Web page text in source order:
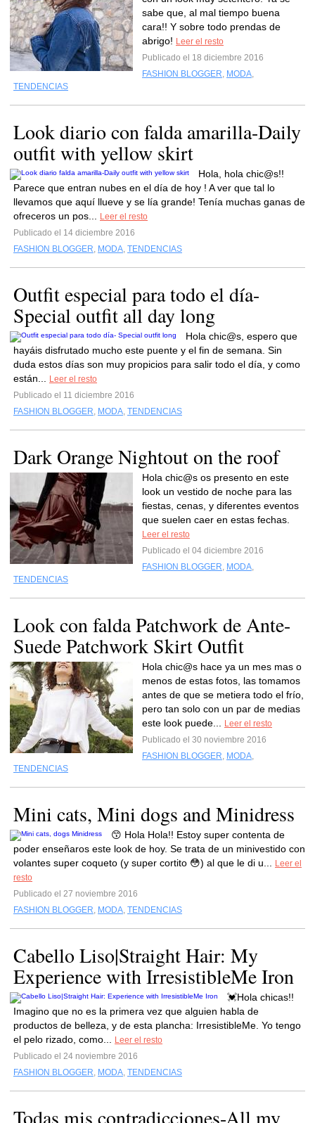
sabe que, al mal tiempo buena
cara!! Y sobre todo prendas de
abrigo! Leer el resto
Publicado el 18 diciembre 2016
FASHION BLOGGER, MODA,
TENDENCIAS
Look diario con falda amarilla-Daily
outfit with yellow skirt
Hola, hola chic@s!!
Parece que entran nubes en el día de hoy ! A ver que tal lo
llevamos que aquí llueve y se lía grande! Tenía muchas ganas de
ofreceros un pos...
Leer el resto
Publicado el 14 diciembre 2016
FASHION BLOGGER, MODA, TENDENCIAS
Outfit especial para todo el día-
Special outfit all day long
Hola chic@s, espero que
hayáis disfrutado mucho este puente y el fin de semana. Sin
duda estos días son muy propicios para salir todo el día, y como
están...
Leer el resto
Publicado el 11 diciembre 2016
FASHION BLOGGER, MODA, TENDENCIAS
Dark Orange Nightout on the roof
Hola chic@s os presento en este
look un vestido de noche para las
fiestas, cenas, y diferentes eventos
que suelen caer en estas fechas.
Leer el resto
Publicado el 04 diciembre 2016
FASHION BLOGGER, MODA,
TENDENCIAS
Look con falda Patchwork de Ante-
Suede Patchwork Skirt Outfit
Hola chic@s hace ya un mes mas o
menos de estas fotos, las tomamos
antes de que se metiera todo el frío,
pero tan solo con un par de medias
este look puede...
Leer el resto
Publicado el 30 noviembre 2016
FASHION BLOGGER, MODA,
TENDENCIAS
Mini cats, Mini dogs and Minidress
😙 Hola Hola!! Estoy super contenta de
poder enseñaros este look de hoy. Se trata de un minivestido con
volantes super coqueto (y super cortito 😳) al que le di u...
Leer el
resto
Publicado el 27 noviembre 2016
FASHION BLOGGER, MODA, TENDENCIAS
Cabello Liso|Straight Hair: My
Experience with IrresistibleMe Iron
💓Hola chicas!!
Imagino que no es la primera vez que alguien habla de
productos de belleza, y de esta plancha: IrresistibleMe. Yo tengo
el pelo rizado, como...
Leer el resto
Publicado el 24 noviembre 2016
FASHION BLOGGER, MODA, TENDENCIAS
Todas mis contradicciones-All my